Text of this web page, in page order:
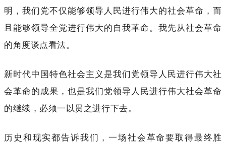
明，我们党不仅能够领导人民进行伟大的社会革命，而
且能够领导全党进行伟大的自我革命。我先从社会革命
的角度谈点看法。
新时代中国特色社会主义是我们党领导人民进行伟大社
会革命的成果，也是我们党领导人民进行伟大社会革命
的继续，必须一以贯之进行下去。
历史和现实都告诉我们，一场社会革命要取得最终胜